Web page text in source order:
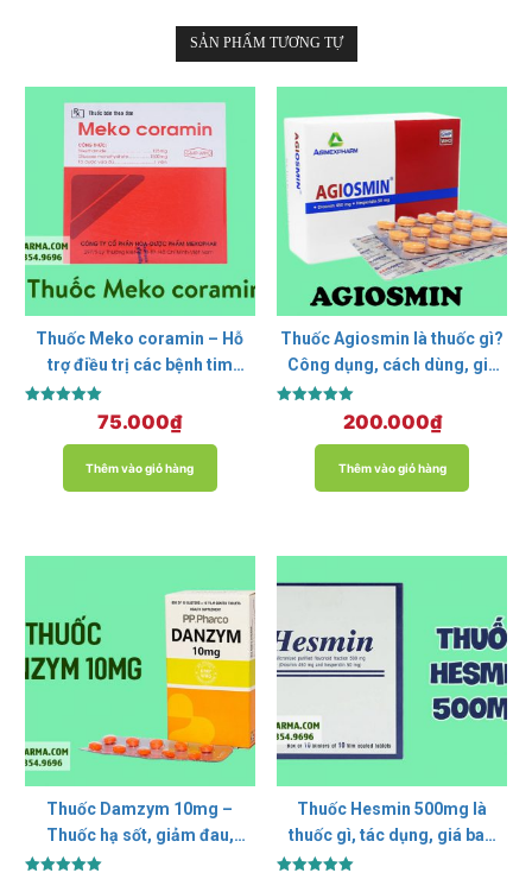
SẢN PHẨM TƯƠNG TỰ
Thuốc Meko coramin – Hỗ
trợ điều trị các bệnh tim
5.00
75.000₫
Thêm vào giỏ hàng
Thuốc Agiosmin là thuốc gì?
Công dụng, cách dùng, giá
Được xếp
5.00
200.000₫
Thêm vào giỏ hàng
Thuốc Damzym 10mg –
Thuốc hạ sốt, giảm đau,
chống viêm
Thuốc Hesmin 500mg là
thuốc gì, tác dụng, giá bao